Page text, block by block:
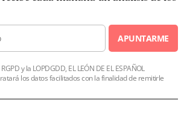
APUNTARME
y la LOPDGDD, EL LEÓN DE EL ESPAÑOL
tratará los datos facilitados con la finalidad de remitirle